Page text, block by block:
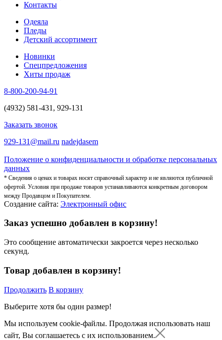
Контакты
Одеяла
Пледы
Детский ассортимент
Новинки
Спецпредложения
Хиты продаж
8-800-200-94-91
(4932) 581-431, 929-131
Заказать звонок
929-131@mail.ru nadejdasem
Положение о конфиденциальности и обработке персональных
данных
* Сведения о ценах и товарах носят справочный характер и не являются публичной
офертой. Условия при продаже товаров устанавливаются конкретным договором
между Продавцом и Покупателем.
Создание сайта: Электронный офис
Заказ успешно добавлен в корзину!
Это сообщение автоматически закроется через несколько
секунд.
Товар добавлен в корзину!
Продолжить В корзину
Выберите хотя бы один размер!
Мы используем cookie-файлы. Продолжая использовать наш
сайт, Вы соглашаетесь с их использованием.